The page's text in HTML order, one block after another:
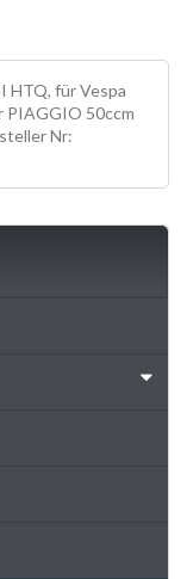
HTQ, für Vespa
PIAGGIO 50ccm
Nr: